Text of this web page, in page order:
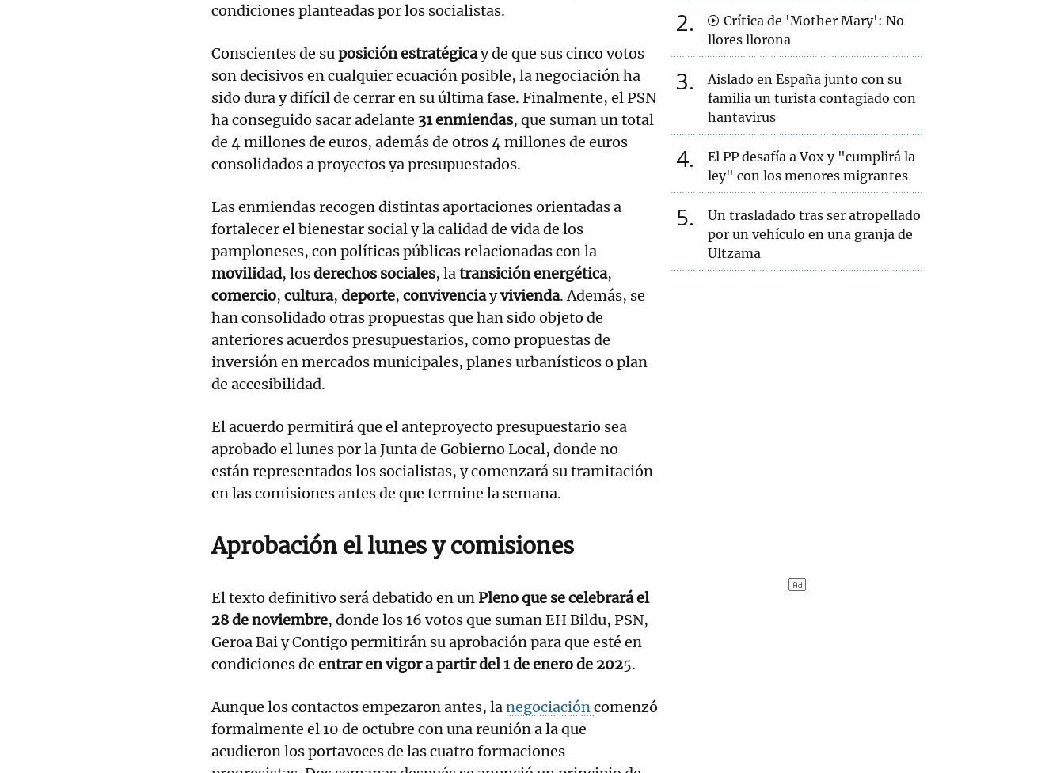
condiciones planteadas por los socialistas.
Conscientes de suposición estratégicay de que sus cinco votos
son decisivos en cualquier ecuación posible, la negociación ha
sido dura y difícil de cerrar en su última fase. Finalmente, el PSN
ha conseguido sacar adelante 31 enmiendas, que suman un total
de 4 millones de euros, además de otros 4 millones de euros
consolidados a proyectos ya presupuestados.
Las enmiendas recogen distintas aportaciones orientadas a
fortalecer el bienestar social y la calidad de vida de los
pamploneses, con políticas públicas relacionadas con la
movilidad, losderechos sociales, latransición energética,
comercio, cultura, deporte, convivenciayvivienda. Además, se
han consolidado otras propuestas que han sido objeto de
anteriores acuerdos presupuestarios, como propuestas de
inversión en mercados municipales, planes urbanísticos o plan
de accesibilidad.
El acuerdo permitirá que el anteproyecto presupuestario sea
aprobado el lunes por la Junta de Gobierno Local, donde no
están representados los socialistas, y comenzará su tramitación
en las comisiones antes de que termine la semana.
Aprobación el lunes y comisiones
El texto definitivo será debatido en unPleno que se celebrará el
28 de noviembre, donde los 16 votos que suman EH Bildu, PSN,
Geroa Bai y Contigo permitirán su aprobación para que esté en
condiciones de entrar en vigor a partir del 1 de enero de 2025.
Aunque los contactos empezaron antes, lanegociacióncomenzó
formalmente el 10 de octubre con una reunión a la que
acudieron los portavoces de las cuatro formaciones
2
Crítica de 'Mother Mary': No
llores llorona
3
Aislado en España junto con su
familia un turista contagiado con
hantavirus
4
El PP desafía a Vox y "cumplirá la
ley" con los menores migrantes
5
Un trasladado tras ser atropellado
por un vehículo en una granja de
Ultzama